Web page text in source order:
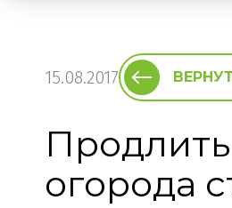
15.08.2017
огорода